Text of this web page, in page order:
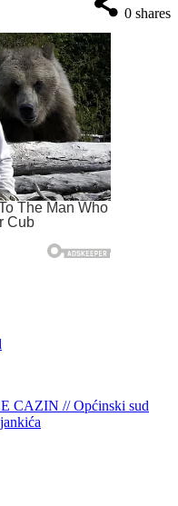
0 shares
CAZIN // Općinski sud